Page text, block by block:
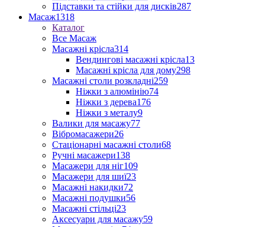
Підставки та стійки для дисків287
Масаж1318
Каталог
Все Масаж
Масажні крісла314
Вендингові масажні крісла13
Масажні крісла для дому298
Масажні столи розкладні259
Ніжки з алюмінію74
Ніжки з дерева176
Ніжки з металу9
Валики для масажу77
Вібромасажери26
Стаціонарні масажні столи68
Ручні масажери138
Масажери для ніг109
Масажери для шиї23
Масажні накидки72
Масажні подушки56
Масажні стільці23
Аксесуари для масажу59